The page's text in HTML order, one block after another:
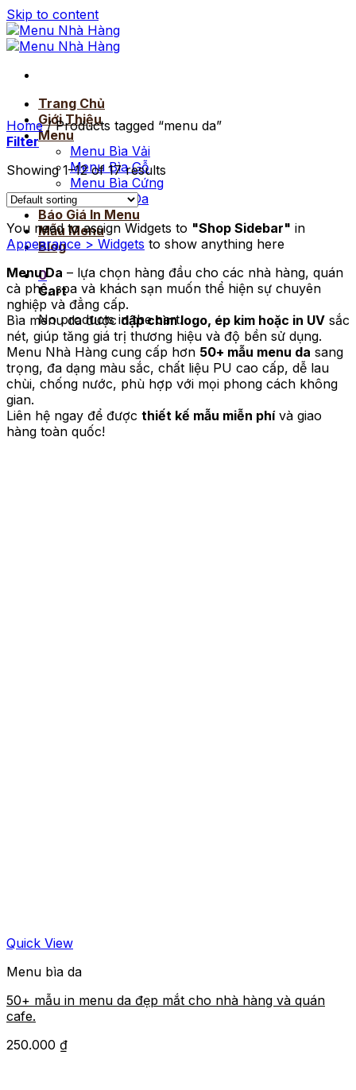
Skip to content
Trang Chủ
Giới Thiệu
Menu
Menu Bìa Vải
Menu Bìa Gỗ
Menu Bìa Cứng
Menu Bìa Da
Báo Giá In Menu
Mẫu Menu
Blog
0
Cart
No products in the cart.
Home /Products tagged “menu da”
Filter
Showing 1–12 of 17 results
You need to assign Widgets to "Shop Sidebar" in
Appearance > Widgets to show anything here
Menu Da – lựa chọn hàng đầu cho các nhà hàng, quán
cà phê, spa và khách sạn muốn thể hiện sự chuyên
nghiệp và đẳng cấp.
Bìa menu da đượcdập chìm logo, ép kim hoặc in UV sắc
nét, giúp tăng giá trị thương hiệu và độ bền sử dụng.
Menu Nhà Hàng cung cấp hơn 50+ mẫu menu da sang
trọng, đa dạng màu sắc, chất liệu PU cao cấp, dễ lau
chùi, chống nước, phù hợp với mọi phong cách không
gian.
Liên hệ ngay để được thiết kế mẫu miễn phívà giao
hàng toàn quốc!
Quick View
Menu bìa da
50+ mẫu in menu da đẹp mắt cho nhà hàng và quán
cafe.
250.000 ₫